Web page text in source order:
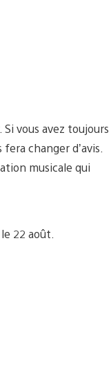
vous avez toujours
changer d’avis.
musicale qui
22 août.